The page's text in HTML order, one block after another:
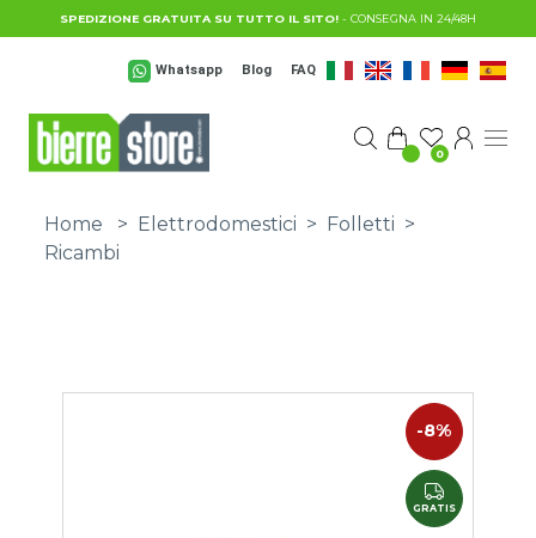
Salta al contenuto principale
SPEDIZIONE GRATUITA SU TUTTO IL SITO! - CONSEGNA IN 24/48H
Whatsapp Blog FAQ
0
Home > Elettrodomestici > Folletti >
Ricambi
-8%
GRATIS